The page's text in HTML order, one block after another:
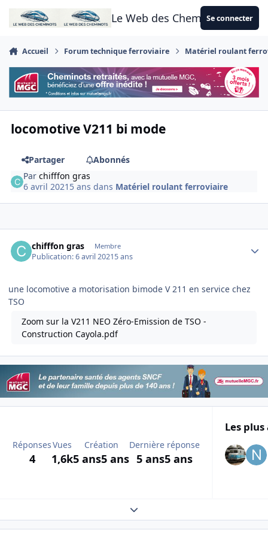
Aller au contenu
Le Web des CheminotsSe connecter
Accueil Forum technique ferroviaire Matériel roulant
locomotive V211 bi mode
Partager
Abonnés
Parchifffon gras
6 avril 2021 5 ans dans Matériel roulant ferroviaire
chifffon gras Membre
Publication:6 avril 20215 ans
une locomotive a motorisation bimode V 211 en service chez
TSO
Zoom sur la V211 NEO Zéro-Emission de TSO -
Construction Cayola.pdf
Réponses
4
Vues
1,6k
Création
5 ans5 ans
Dernière réponse
5 ans5 ans
Les
Expand topic overview